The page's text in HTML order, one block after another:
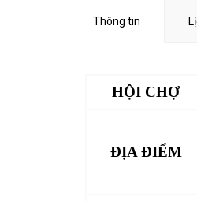
Thông tin
HỘI CHỢ
ĐỊA ĐIỂM